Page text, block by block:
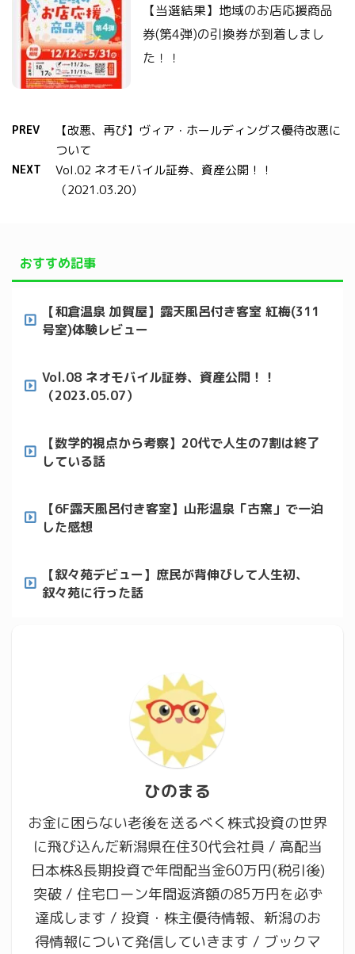
【当選結果】地域のお店応援商品
券(第4弾)の引換券が到着しまし
た！！
PREV
【改悪、再び】ヴィア・ホールディングス優待改悪に
ついて
NEXT
Vol.02 ネオモバイル証券、資産公開！！
（2021.03.20）
おすすめ記事
【和倉温泉 加賀屋】露天風呂付き客室 紅梅(311
号室)体験レビュー
Vol.08 ネオモバイル証券、資産公開！！
（2023.05.07）
【数学的視点から考察】20代で人生の7割は終了
している話
【6F露天風呂付き客室】山形温泉「古窯」で一泊
した感想
【叙々苑デビュー】庶民が背伸びして人生初、
叙々苑に行った話
ひのまる
お金に困らない老後を送るべく株式投資の世界
に飛び込んだ新潟県在住30代会社員 / 高配当
日本株&長期投資で年間配当金60万円(税引後)
突破 / 住宅ローン年間返済額の85万円を必ず
達成します / 投資・株主優待情報、新潟のお
得情報について発信していきます / ブックマ